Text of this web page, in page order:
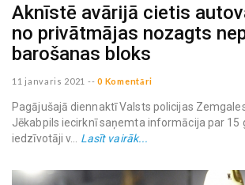
Aknīstē avārijā cietis
no privātmājas nozagts
barošanas bloks
11 janvaris 2021 -- 0 Komentāri
Pagājušajā diennaktī Valsts policijas
Jēkabpils iecirknī saņemta informācija par 15
iedzīvotāji v... Lasīt vairāk...